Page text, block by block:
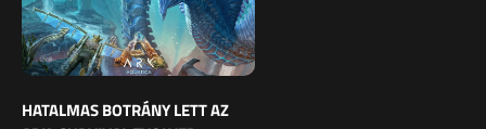
HATALMAS BOTRÁNY LETT AZ